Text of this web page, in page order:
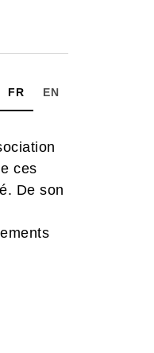
FR EN
ces
De son